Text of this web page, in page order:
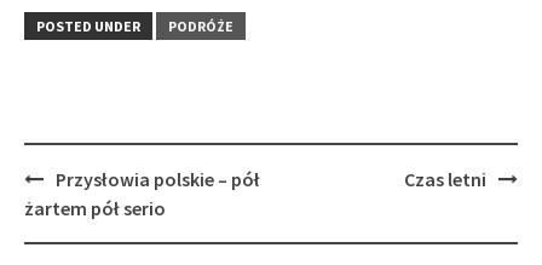
POSTED UNDER PODRÓŻE
Post
navigation
Przysłowia polskie – pół
żartem pół serio
Czas letni